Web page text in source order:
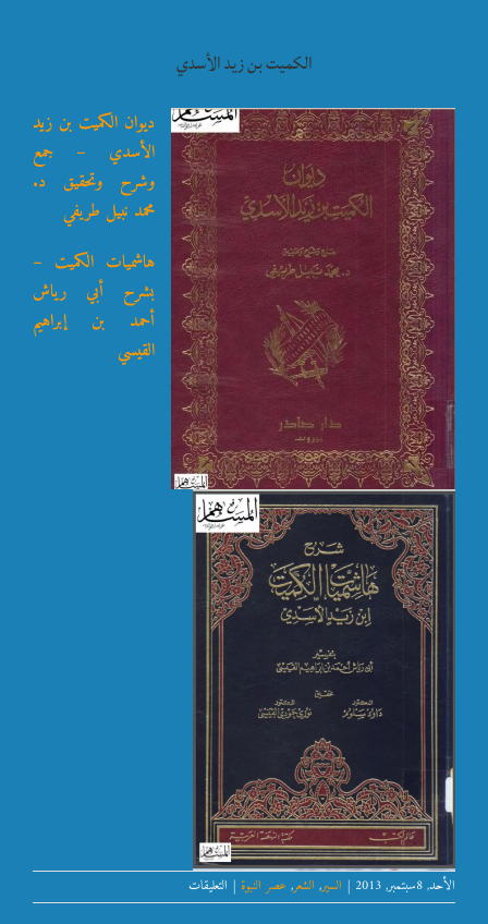
الكميت بن زيد الأسدي
ديوان الكميت بن زيد
الأسدي – جمع
وشرح وتحقيق د.
محمد نبيل طريفي
هاشميات الكميت –
بشرح أبي رياش
أحمد بن إبراهيم
القيسي
الأحد, 8سبتمبر, 2013 | السير, الشعر, عصر النبوة | التعليقاتعلى
الكميت